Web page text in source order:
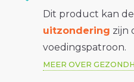
Dit product kan de
uitzondering zijn
voedingspatroon.
MEER OVER